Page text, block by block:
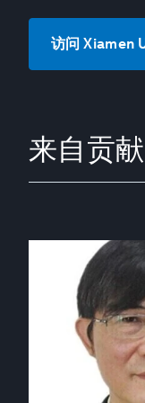
访问 Xiamen
来自贡